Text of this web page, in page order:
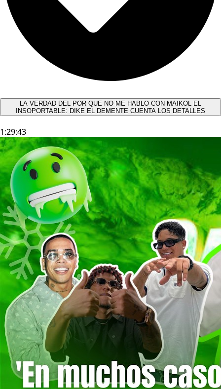
LA VERDAD DEL POR QUE NO ME HABLO CON MAIKOL EL
INSOPORTABLE: DIKE EL DEMENTE CUENTA LOS DETALLES
1:29:43